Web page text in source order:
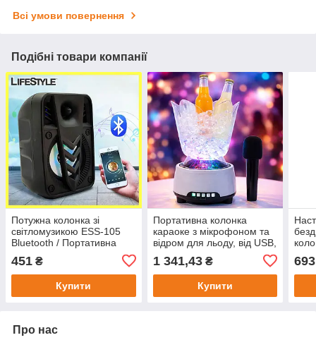
Всі умови повернення
Подібні товари компанії
Потужна колонка зі
світломузикою ESS-105
Bluetooth / Портативна
колонка / Музична колонка
з акумулятором
451 ₴
Купити
Портативна колонка
караоке з мікрофоном та
відром для льоду, від USB,
Білий / Відро для льоду з
підсвіткою / Блютуз
колонка
1 341,43₴
Купити
Про нас